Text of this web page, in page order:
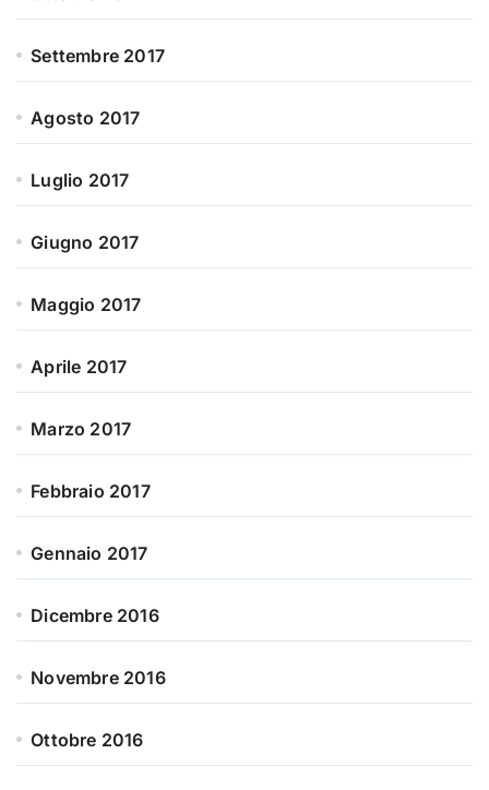
Settembre 2017
Agosto 2017
Luglio 2017
Giugno 2017
Maggio 2017
Aprile 2017
Marzo 2017
Febbraio 2017
Gennaio 2017
Dicembre 2016
Novembre 2016
Ottobre 2016